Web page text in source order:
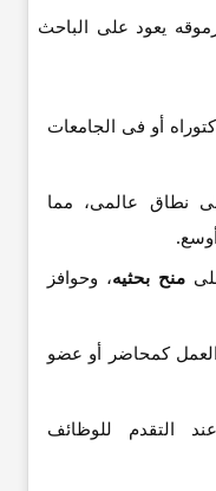
یعود على الباحث
أو فی الجامعات
نطاق عالمی، مما
منح بحثیه، وحوافز
کمحاضر أو عضو
التقدم للوظائف